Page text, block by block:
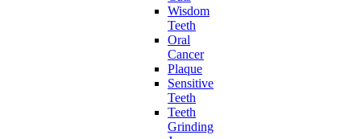
Wisdom
Teeth
Oral
Cancer
Plaque
Sensitive
Teeth
Teeth
Grinding